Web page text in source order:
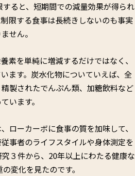
ると、短期間での減量効果が得られ
限する食事は長続きしないのも事実
せん。
素を単純に増減するだけではなく、
ます。炭水化物についていえば、全
製されたでんぷん類、加糖飲料など
います。
ローカーボに食事の質を加味して、
事者のライフスタイルや身体測定を
３件から、20年以上にわたる健康な
変化を見たのです。